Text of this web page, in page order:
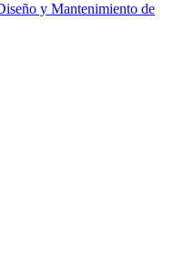
y Mantenimiento de